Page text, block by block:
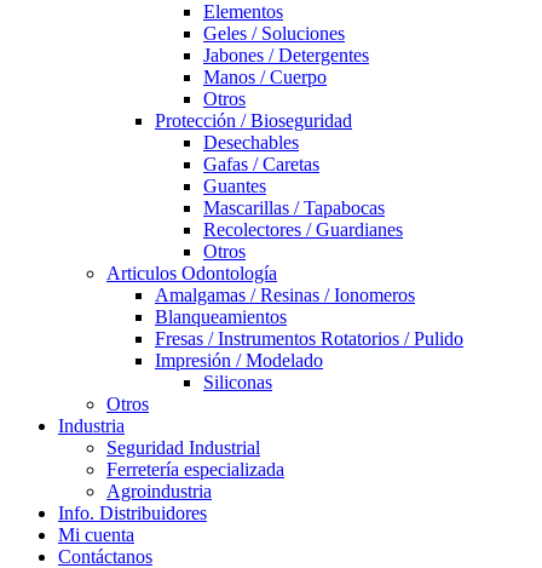
Elementos
Geles / Soluciones
Jabones / Detergentes
Manos / Cuerpo
Otros
Protección / Bioseguridad
Desechables
Gafas / Caretas
Guantes
Mascarillas / Tapabocas
Recolectores / Guardianes
Otros
Articulos Odontología
Amalgamas / Resinas / Ionomeros
Blanqueamientos
Fresas / Instrumentos Rotatorios / Pulido
Impresión / Modelado
Siliconas
Otros
Industria
Seguridad Industrial
Ferretería especializada
Agroindustria
Info. Distribuidores
Mi cuenta
Contáctanos